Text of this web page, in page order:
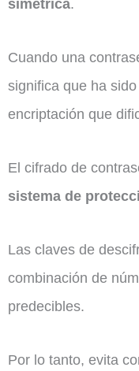
simétrica.
Cuando una
significa que ha
encriptación que
El cifrado de
sistema de
Las claves de
combinación de
predecibles.
Por lo tanto, evita